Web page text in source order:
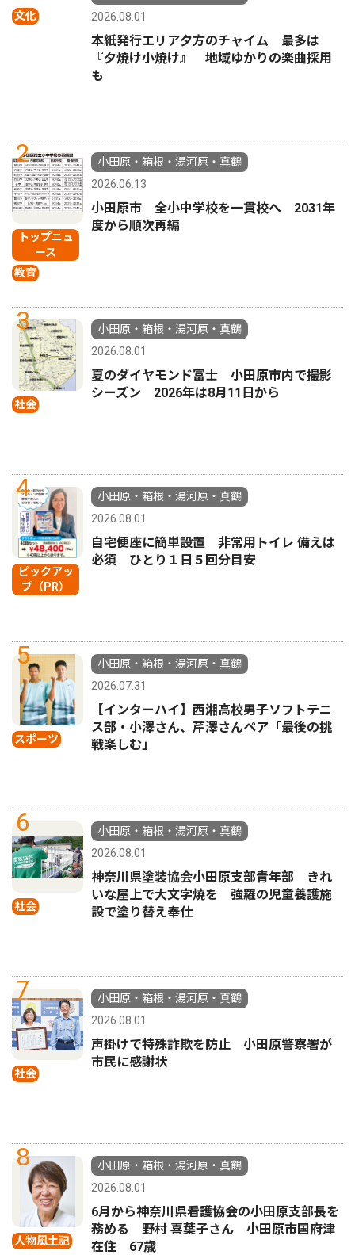
文化
2026.08.01
本紙発行エリア夕方のチャイム 最多は
『夕焼け小焼け』 地域ゆかりの楽曲採用
も
2
トップニュ
ース
教育
小田原・箱根・湯河原・真鶴
2026.06.13
小田原市 全小中学校を一貫校へ 2031年
度から順次再編
3
社会
小田原・箱根・湯河原・真鶴
2026.08.01
夏のダイヤモンド富士 小田原市内で撮影
シーズン 2026年は8月11日から
4
ピックアッ
プ（PR）
小田原・箱根・湯河原・真鶴
2026.08.01
自宅便座に簡単設置 非常用トイレ 備えは
必須 ひとり１日５回分目安
5
スポーツ
小田原・箱根・湯河原・真鶴
2026.07.31
【インターハイ】西湘高校男子ソフトテニ
ス部・小澤さん、芹澤さんペア「最後の挑
戦楽しむ」
6
社会
小田原・箱根・湯河原・真鶴
2026.08.01
神奈川県塗装協会小田原支部青年部 きれ
いな屋上で大文字焼を 強羅の児童養護施
設で塗り替え奉仕
7
社会
小田原・箱根・湯河原・真鶴
2026.08.01
声掛けで特殊詐欺を防止 小田原警察署が
市民に感謝状
8
人物風土記
小田原・箱根・湯河原・真鶴
2026.08.01
6月から神奈川県看護協会の小田原支部長を
務める 野村 喜葉子さん 小田原市国府津
在住 67歳